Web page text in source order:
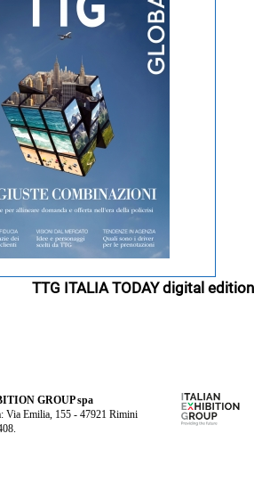
TTG ITALIA TODAY digital edition
GROUP spa
Via Emilia, 155 - 47921 Rimini